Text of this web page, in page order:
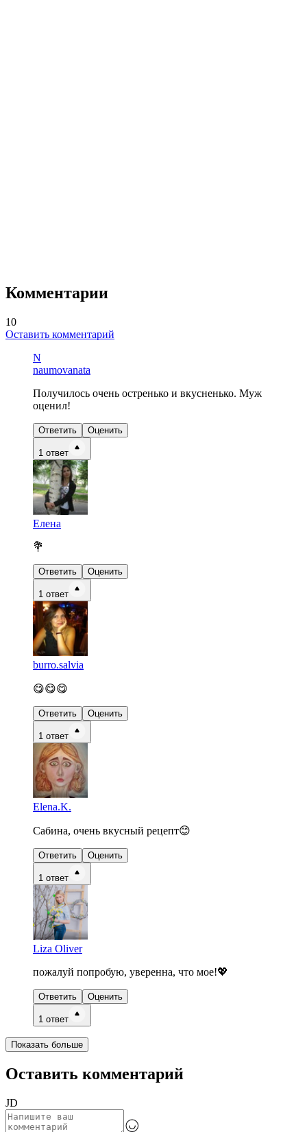
Комментарии
10
Оставить комментарий
N
naumovanata
Получилось очень остренько и вкусненько. Муж
оценил!
Ответить Оценить
1 ответ
Елена
💐
Ответить Оценить
1 ответ
burro.salvia
😋😋😋
Ответить Оценить
1 ответ
Elena.K.
Сабина, очень вкусный рецепт😊
Ответить Оценить
1 ответ
Liza Oliver
пожалуй попробую, уверенна, что мое!💖
Ответить Оценить
1 ответ
Показать больше
Оставить комментарий
JD